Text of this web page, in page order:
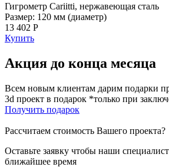
Гигрометр Cariitti, нержавеющая сталь
Размер: 120 мм (диаметр)
13 402 Р
Купить
Акция до конца месяца
Всем новым клиентам дарим подарки
3d проект в подарок *только при
Получить подарок
Рассчитаем стоимость Вашего проекта?
Оставьте заявку чтобы наши
ближайшее время